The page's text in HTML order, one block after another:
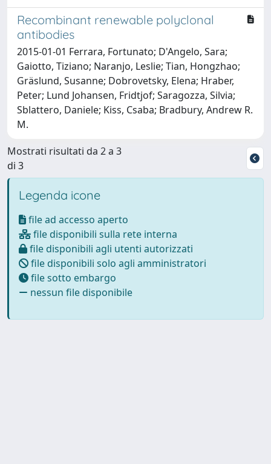
Recombinant renewable polyclonal
antibodies
2015-01-01 Ferrara, Fortunato; D'Angelo, Sara;
Gaiotto, Tiziano; Naranjo, Leslie; Tian, Hongzhao;
Gräslund, Susanne; Dobrovetsky, Elena; Hraber,
Peter; Lund Johansen, Fridtjof; Saragozza, Silvia;
Sblattero, Daniele; Kiss, Csaba; Bradbury, Andrew R.
M.
Mostrati risultati da 2 a 3
di 3
Legenda icone
file ad accesso aperto
file disponibili sulla rete interna
file disponibili agli utenti autorizzati
file disponibili solo agli amministratori
file sotto embargo
nessun file disponibile